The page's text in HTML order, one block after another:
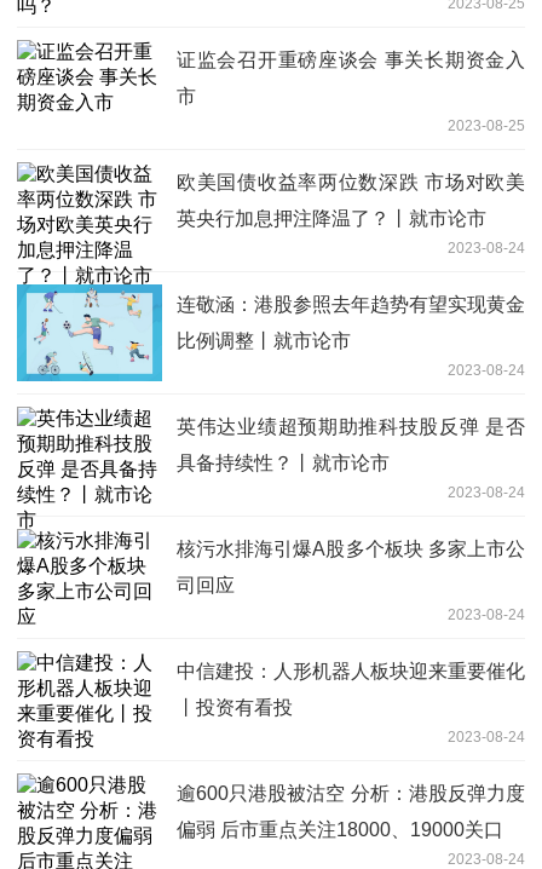
证监会召开重磅座谈会 事关长期资金入
市
2023-08-25
欧美国债收益率两位数深跌 市场对欧美
英央行加息押注降温了？丨就市论市
2023-08-24
连敬涵：港股参照去年趋势有望实现黄金
比例调整丨就市论市
2023-08-24
英伟达业绩超预期助推科技股反弹 是否
具备持续性？丨就市论市
2023-08-24
核污水排海引爆A股多个板块 多家上市公
司回应
2023-08-24
中信建投：人形机器人板块迎来重要催化
丨投资有看投
2023-08-24
逾600只港股被沽空 分析：港股反弹力度
偏弱 后市重点关注18000、19000关口
2023-08-24